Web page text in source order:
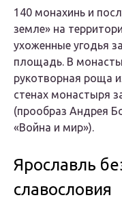
140 монахинь и
земле» на
ухоженные угодья
площадь. В
рукотворная роща
стенах монастыря
(прообраз Андрея
«Война и мир»).
Ярославль
славословия